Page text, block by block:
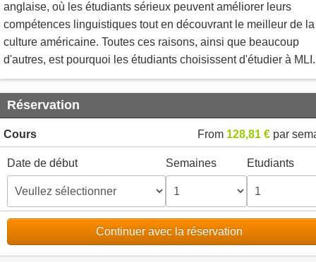
anglaise, où les étudiants sérieux peuvent améliorer leurs
compétences linguistiques tout en découvrant le meilleur de la
culture américaine. Toutes ces raisons, ainsi que beaucoup
d'autres, est pourquoi les étudiants choisissent d'étudier à MLI.
Réservation
Cours From 128,81 € par
Date de début Semaines Etudiants
Continuer avec la réservation